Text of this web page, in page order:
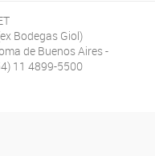
Bodegas Giol)
de Buenos Aires -
11 4899-5500